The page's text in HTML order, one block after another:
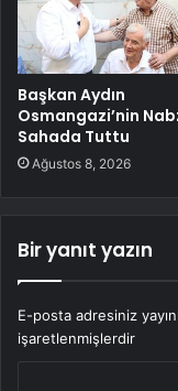
Başkan Aydın
Osmangazi’nin
Sahada Tuttu
Ağustos 8, 2026
Bir yanıt yazın
E-posta adresiniz
işaretlenmişlerdir